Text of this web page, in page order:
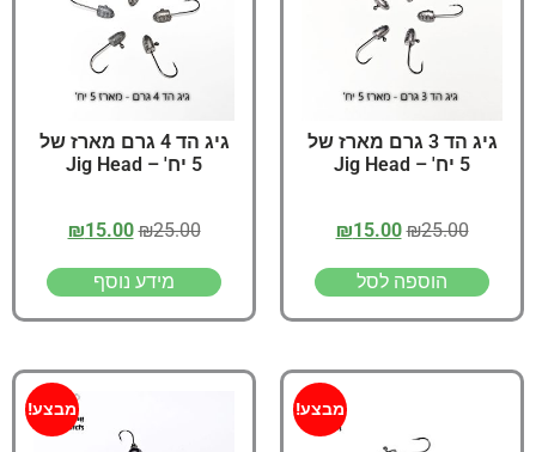
גיג הד 3 גרם מארז של
5 יח' – Jig Head
₪25.00
₪15.00
הוספה לסל
גיג הד 4 גרם מארז של
5 יח' – Jig Head
₪25.00
₪15.00
מידע נוסף
מבצע! מבצע!